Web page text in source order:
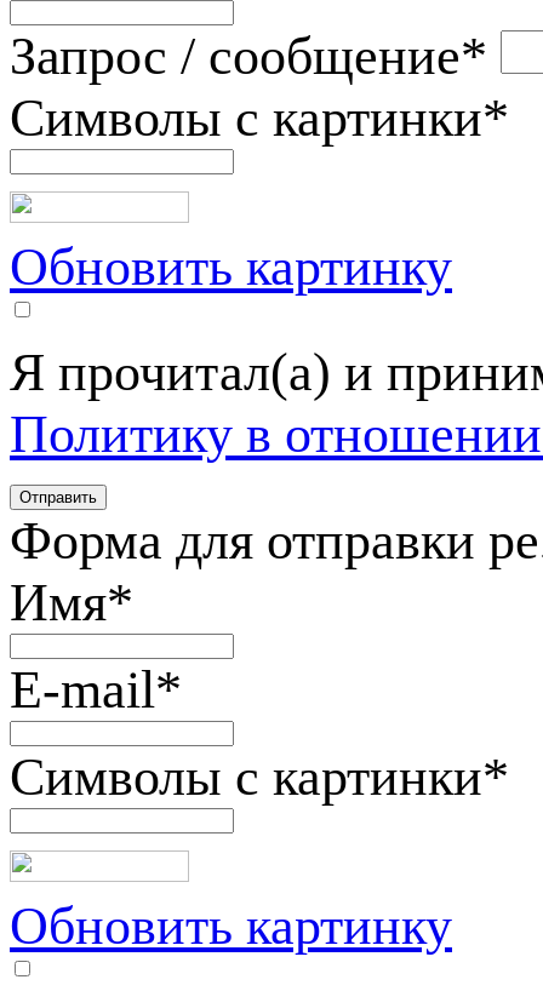
Запрос / сообщение*
Символы с картинки*
Обновить картинку
Я прочитал(а) и
Политику в
Форма для отправки
Имя*
E-mail*
Символы с картинки*
Обновить картинку